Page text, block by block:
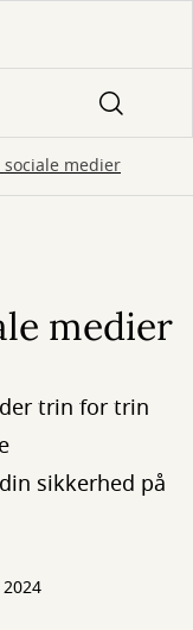
medier
medier
trin for trin
sikkerhed på